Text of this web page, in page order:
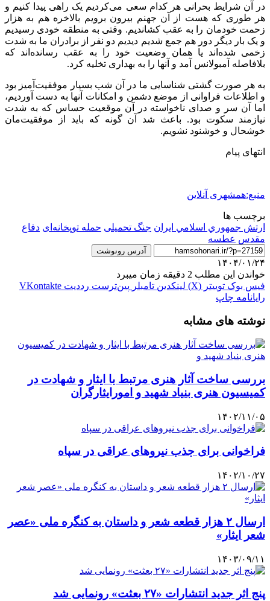
در آن شرایط بحرانی هر کدام سعی می‌کردیم یک راهی پیدا کنیم و
هر طوری که هست از آن جهنم بیرون برویم بالاخره هم به هزار
زحمت خودمان را به عقب کشاندیم. وقتی به منطقه خودی رسیدیم
و یک بار دیگر دور هم جمع شدیم دیدیم دو نفر از برادران ما به شدت
زخمی شده‌اند یا همان وضعیت خود را به عقب رسانده‌اند که
بلافاصله آمبولانس آمد و آنها را به بهداری تخلیه کرد.
به هر صورت گشتی شناسایی ما در آن شب بسیار موفقیت‌آمیز بود
و اطلاعات فراوانی از موضع دشمن و امکانات آنها به دست آوردیم،
اما آن سر و صدای ناخواسته در آن موقعیت حساس که به شدت
نیازمند سکوت بود. باعث شد آن گونه که باید از موفقیت‌مان
خوشحال و خوشنود نشویم.
انتهای پیام
منبع:همشهری آنلاین
برچسب ها
ارتش جمهوري اسلامي ايران جنگ تحمیلی حمله توپخانه‌ای دفاع
مقدس عطسه
آدرس رونوشت
۱۴۰۴/۰۱/۲۴
خواندن این مطلب 2 دقیقه زمان میبرد
فیس بوک توییتر (X) لینکدین ‫تامبلر ‫پین‌ترست ‫رددیت ‫VKontakte
رایانامه چاپ
نوشته های مشابه
بررسی ساخت آثار هنری مرتبط با ایثار و شهادت در
کمیسیون هنری بنیاد شهید و امورایثارگران
۱۴۰۲/۱۱/۰۵
فراخوانی برای جذب نیروهای عراقی در سپاه
۱۴۰۲/۱۰/۲۷
ارسال ۲ هزار قطعه شعر و داستان به کنگره ملی «عصر
شعر ایثار»
۱۴۰۳/۰۹/۱۱
پنج اثر جدید انتشارات «۲۷ بعثت» رونمایی شد